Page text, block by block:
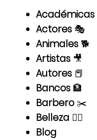
Académicas
Actores 🎭
Animales 🐕
Artistas 🎥
Autores 📕
Bancos 🏦
Barbero ✂️
Belleza 👱‍♀️
Blog